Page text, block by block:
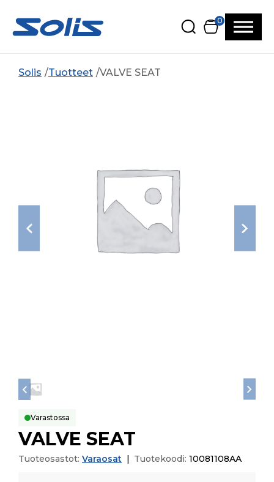
0
Solis Tuotteet VALVE SEAT
Varastossa
VALVE SEAT
Tuoteosastot: Varaosat Tuotekoodi: 10081108AA